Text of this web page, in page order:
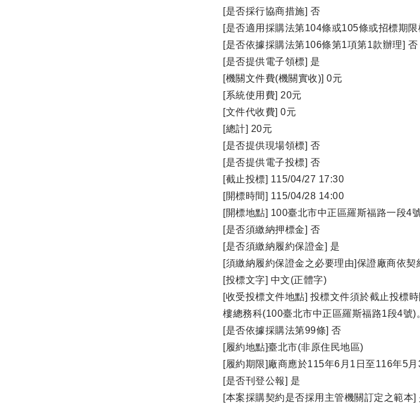
[是否採行協商措施] 否
[是否適用採購法第104條或105條或招標期
[是否依據採購法第106條第1項第1款辦理] 否
[是否提供電子領標] 是
[機關文件費(機關實收)] 0元
[系統使用費] 20元
[文件代收費] 0元
[總計] 20元
[是否提供現場領標] 否
[是否提供電子投標] 否
[截止投標] 115/04/27 17:30
[開標時間] 115/04/28 14:00
[開標地點] 100臺北市中正區羅斯福路一段4
[是否須繳納押標金] 否
[是否須繳納履約保證金] 是
[須繳納履約保證金之必要理由]保證廠商依契
[投標文字] 中文(正體字)
[收受投標文件地點] 投標文件須於截止投標
樓總務科(100臺北市中正區羅斯福路1段4號)
[是否依據採購法第99條] 否
[履約地點]臺北市(非原住民地區)
[履約期限]廠商應於115年6月1日至116年5
[是否刊登公報] 是
[本案採購契約是否採用主管機關訂定之範本]